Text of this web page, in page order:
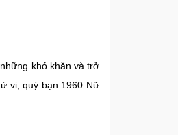
khó khăn và trở
vi, quý bạn 1960 Nữ